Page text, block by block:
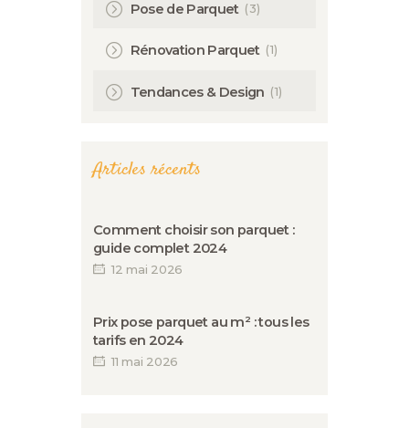
Pose de Parquet (3)
Rénovation Parquet (1)
Tendances & Design (1)
Articles récents
Comment choisir son parquet :
guide complet 2024
12 mai 2026
Prix pose parquet au m² : tous les
tarifs en 2024
11 mai 2026